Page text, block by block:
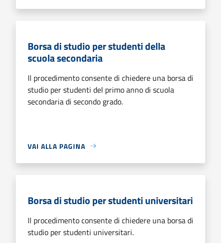
Borsa di studio per studenti della
scuola secondaria
Il procedimento consente di chiedere una borsa di
studio per studenti del primo anno di scuola
secondaria di secondo grado.
VAI ALLA PAGINA
Borsa di studio per studenti universitari
Il procedimento consente di chiedere una borsa di
studio per studenti universitari.